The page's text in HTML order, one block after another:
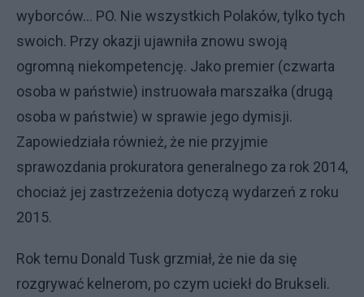
wyborców… PO. Nie wszystkich Polaków, tylko tych
swoich. Przy okazji ujawniła znowu swoją
ogromną niekompetencję. Jako premier (czwarta
osoba w państwie) instruowała marszałka (drugą
osoba w państwie) w sprawie jego dymisji.
Zapowiedziała również, że nie przyjmie
sprawozdania prokuratora generalnego za rok 2014,
chociaż jej zastrzeżenia dotyczą wydarzeń z roku
2015.
Rok temu Donald Tusk grzmiał, że nie da się
rozgrywać kelnerom, po czym uciekł do Brukseli.